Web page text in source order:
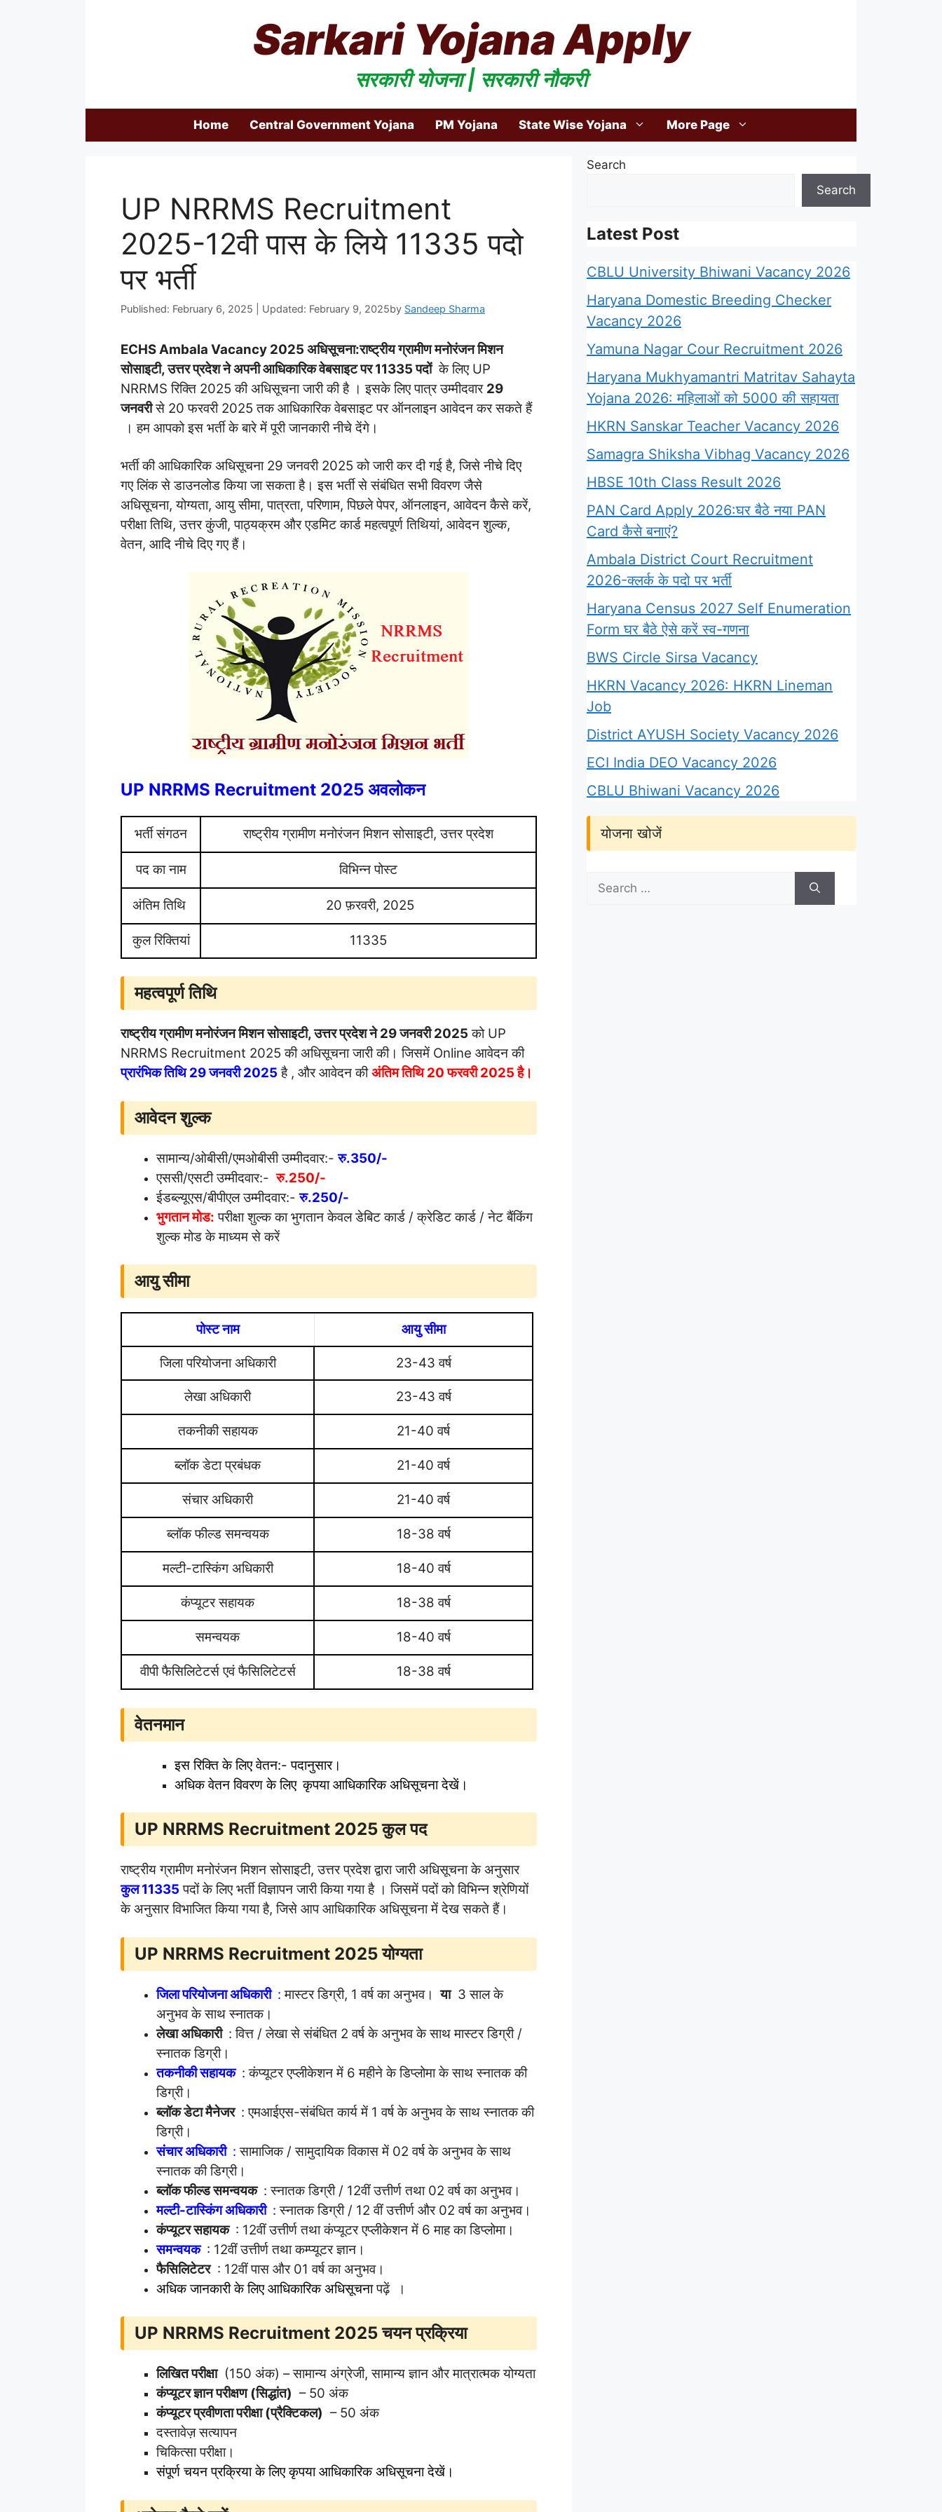
Sarkari Yojana Apply
सरकारी योजना | सरकारी नौकरी
Home Central Government Yojana PM Yojana State Wise Yojana More Page
UP NRRMS Recruitment
2025-12वी पास के लिये 11335 पदो
पर भर्ती
Published: February 6, 2025 | Updated: February 9, 2025by Sandeep Sharma
ECHS Ambala Vacancy 2025 अधिसूचना:राष्ट्रीय ग्रामीण मनोरंजन मिशन
सोसाइटी, उत्तर प्रदेश ने अपनी आधिकारिक वेबसाइट पर11335 पदोंके लिए UP
NRRMS रिक्ति 2025 की अधिसूचना जारी की है । इसके लिए पात्र उम्मीदवार 29
जनवरीसे 20 फरवरी 2025 तक आधिकारिक वेबसाइट पर ऑनलाइन आवेदन कर सकते हैं
। हम आपको इस भर्ती के बारे में पूरी जानकारी नीचे देंगे।
भर्ती की आधिकारिक अधिसूचना 29 जनवरी 2025 को जारी कर दी गई है, जिसे नीचे दिए
गए लिंक से डाउनलोड किया जा सकता है।इस भर्ती से संबंधित सभी विवरण जैसे
अधिसूचना, योग्यता, आयु सीमा, पात्रता, परिणाम, पिछले पेपर, ऑनलाइन, आवेदन कैसे करें,
परीक्षा तिथि, उत्तर कुंजी, पाठ्यक्रम और एडमिट कार्ड महत्वपूर्ण तिथियां, आवेदन शुल्क,
वेतन, आदि नीचे दिए गए हैं।
UP NRRMS Recruitment 2025 अवलोकन
भर्ती संगठन राष्ट्रीय ग्रामीण मनोरंजन मिशन सोसाइटी, उत्तर प्रदेश
पद का नाम विभिन्न पोस्ट
अंतिम तिथि 20 फ़रवरी, 2025
कुल रिक्तियां 11335
महत्वपूर्ण तिथि
राष्ट्रीय ग्रामीण मनोरंजन मिशन सोसाइटी, उत्तर प्रदेश ने29 जनवरी 2025 को UP
NRRMS Recruitment 2025 की अधिसूचना जारी की। जिसमें Online आवेदन की
प्रारंभिक तिथि29 जनवरी 2025 है , और आवेदन कीअंतिम तिथि20 फरवरी 2025 है।
आवेदन शुल्क
सामान्य/ओबीसी/एमओबीसी उम्मीदवार:-रु.350/-
एससी/एसटी उम्मीदवार:-रु.250/-
ईडब्ल्यूएस/बीपीएल उम्मीदवार:-रु.250/-
भुगतान मोड: परीक्षा शुल्क का भुगतान केवल डेबिट कार्ड / क्रेडिट कार्ड / नेट बैंकिंग
शुल्क मोड के माध्यम से करें
आयु सीमा
पोस्ट नाम आयु सीमा
जिला परियोजना अधिकारी 23-43 वर्ष
लेखा अधिकारी 23-43 वर्ष
तकनीकी सहायक 21-40 वर्ष
ब्लॉक डेटा प्रबंधक 21-40 वर्ष
संचार अधिकारी 21-40 वर्ष
ब्लॉक फील्ड समन्वयक 18-38 वर्ष
मल्टी-टास्किंग अधिकारी 18-40 वर्ष
कंप्यूटर सहायक 18-38 वर्ष
समन्वयक 18-40 वर्ष
वीपी फैसिलिटेटर्स एवं फैसिलिटेटर्स 18-38 वर्ष
वेतनमान
इस रिक्ति के लिए वेतन:- पदानुसार।
अधिक वेतन विवरण के लिए कृपया आधिकारिक अधिसूचना देखें।
UP NRRMS Recruitment 2025 कुल पद
राष्ट्रीय ग्रामीण मनोरंजन मिशन सोसाइटी, उत्तर प्रदेश द्वारा जारी अधिसूचना के अनुसार
कुल 11335 पदों के लिए भर्ती विज्ञापन जारी किया गया है । जिसमें पदों को विभिन्न श्रेणियों
के अनुसार विभाजित किया गया है, जिसे आप आधिकारिक अधिसूचना में देख सकते हैं।
UP NRRMS Recruitment 2025 योग्यता
जिला परियोजना अधिकारी : मास्टर डिग्री, 1 वर्ष का अनुभव। या3 साल के
अनुभव के साथ स्नातक।
लेखा अधिकारी : वित्त / लेखा से संबंधित 2 वर्ष के अनुभव के साथ मास्टर डिग्री /
स्नातक डिग्री।
तकनीकी सहायक : कंप्यूटर एप्लीकेशन में 6 महीने के डिप्लोमा के साथ स्नातक की
डिग्री।
ब्लॉक डेटा मैनेजर : एमआईएस-संबंधित कार्य में 1 वर्ष के अनुभव के साथ स्नातक की
डिग्री।
संचार अधिकारी : सामाजिक / सामुदायिक विकास में 02 वर्ष के अनुभव के साथ
स्नातक की डिग्री।
ब्लॉक फील्ड समन्वयक : स्नातक डिग्री / 12वीं उत्तीर्ण तथा 02 वर्ष का अनुभव।
मल्टी-टास्किंग अधिकारी : स्नातक डिग्री / 12 वीं उत्तीर्ण और 02 वर्ष का अनुभव।
कंप्यूटर सहायक : 12वीं उत्तीर्ण तथा कंप्यूटर एप्लीकेशन में 6 माह का डिप्लोमा।
समन्वयक : 12वीं उत्तीर्ण तथा कम्प्यूटर ज्ञान।
फैसिलिटेटर: 12वीं पास और 01 वर्ष का अनुभव।
अधिक जानकारी के लिए आधिकारिक अधिसूचनापढ़ें ।
UP NRRMS Recruitment 2025चयन प्रक्रिया
लिखित परीक्षा(150 अंक) – सामान्य अंग्रेजी, सामान्य ज्ञान और मात्रात्मक योग्यता
कंप्यूटर ज्ञान परीक्षण (सिद्धांत) – 50 अंक
कंप्यूटर प्रवीणता परीक्षा (प्रैक्टिकल) – 50 अंक
दस्तावेज़ सत्यापन
चिकित्सा परीक्षा।
संपूर्ण चयन प्रक्रिया के लिए कृपया आधिकारिक अधिसूचना देखें।
Search
Search
Latest Post
CBLU University Bhiwani Vacancy 2026
Haryana Domestic Breeding Checker
Vacancy 2026
Yamuna Nagar Cour Recruitment 2026
Haryana Mukhyamantri Matritav Sahayta
Yojana 2026: महिलाओं को 5000 की सहायता
HKRN Sanskar Teacher Vacancy 2026
Samagra Shiksha Vibhag Vacancy 2026
HBSE 10th Class Result 2026
PAN Card Apply 2026:घर बैठे नया PAN
Card कैसे बनाएं?
Ambala District Court Recruitment
2026-क्लर्क के पदो पर भर्ती
Haryana Census 2027 Self Enumeration
Form घर बैठे ऐसे करें स्व-गणना
BWS Circle Sirsa Vacancy
HKRN Vacancy 2026: HKRN Lineman
Job
District AYUSH Society Vacancy 2026
ECI India DEO Vacancy 2026
CBLU Bhiwani Vacancy 2026
योजना खोजें
Search
for: